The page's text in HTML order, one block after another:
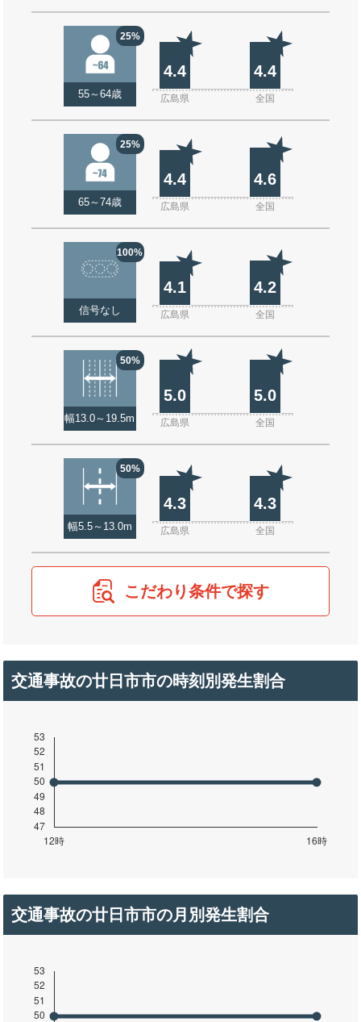
25%
55～64歳
4.4 4.4
広島県 全国
25%
65～74歳
4.4 4.6
広島県 全国
100%
信号なし
4.1 4.2
広島県 全国
50%
幅13.0～19.5m
5.0 5.0
広島県 全国
50%
幅5.5～13.0m
4.3 4.3
広島県 全国
こだわり条件で探す
交通事故の廿日市市の時刻別発生割合
交通事故の廿日市市の月別発生割合